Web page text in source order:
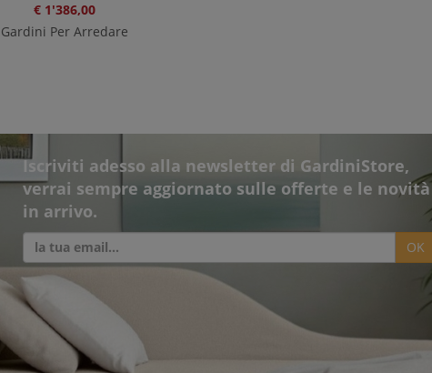
€ 1'386,00
Gardini Per Arredare
Iscriviti adesso alla newsletter di GardiniStore,
verrai sempre aggiornato sulle offerte e le novità
in arrivo.
OK